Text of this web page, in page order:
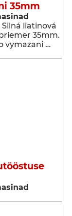
35mm
liatinová
35mm.
vymazani …